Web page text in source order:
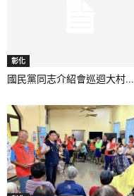
彰化
國民黨同志介紹會巡迴大村...